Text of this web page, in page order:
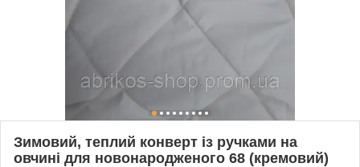
Зимовий, теплий конверт із ручками на
овчині для новонародженого 68 (кремовий)